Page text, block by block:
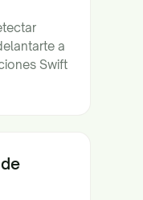
a
Swift